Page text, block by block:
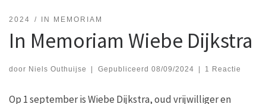
2024 IN MEMORIAM
In Memoriam Wiebe Dijkstra
door Niels Outhuijse Gepubliceerd 08/09/2024 1 Reactie
Op 1 september is Wiebe Dijkstra, oud vrijwilliger en